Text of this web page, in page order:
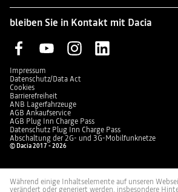
bleiben Sie in Kontakt mit Dacia
Impressum
Datenschutz/Data Act
Cookies
Barrierefreiheit
ANB Lagerfahrzeuge
AGB Ankaufservice
AGB Plug Inn Charge Pass
Datenschutz Plug Inn Charge Pass
Abschaltung der 2G- und 3G-Mobilfunknetze
© Dacia 2017 - 2026
Während einige Inhaltselemente auf unseren
verändert oder generiert werden, insbesondere